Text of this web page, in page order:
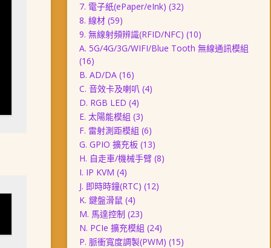
7. 電子紙(ePaper/eInk) (32)
8. 線材 (59)
9. 無線射頻辨識(RFID/NFC) (10)
A. 5G/4G/3G/WIFI/Blue Tooth 無線通訊模組
(16)
B. AD/DA (16)
C. 音效卡及喇叭 (4)
D. RGB LED (4)
E. 太陽能模組 (3)
F. 雷射測距模組 (6)
G. GPIO 擴充板 (13)
H. 自走車/機械手臂 (8)
I. IP KVM (4)
J. 即時時鐘(RTC) (12)
K. 鍵盤滑鼠 (4)
M. 馬達控制 (23)
N. PCIe 擴充模組 (24)
P. 脈衝寬度調製(PWM) (15)